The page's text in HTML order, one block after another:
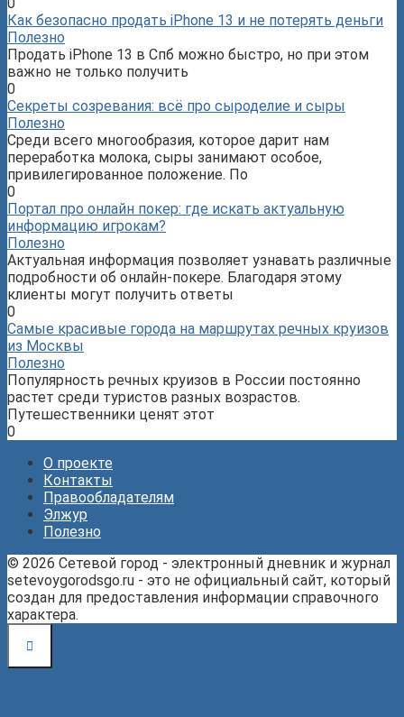
Как безопасно продать iPhone 13 и не потерять деньги
Полезно
Продать iPhone 13 в Спб можно быстро, но при этом
важно не только получить
0
Секреты созревания: всё про сыроделие и сыры
Полезно
Среди всего многообразия, которое дарит нам
переработка молока, сыры занимают особое,
привилегированное положение. По
0
Портал про онлайн покер: где искать актуальную
информацию игрокам?
Полезно
Актуальная информация позволяет узнавать различные
подробности об онлайн-покере. Благодаря этому
клиенты могут получить ответы
0
Самые красивые города на маршрутах речных круизов
из Москвы
Полезно
Популярность речных круизов в России постоянно
растет среди туристов разных возрастов.
Путешественники ценят этот
0
О проекте
Контакты
Правообладателям
Элжур
Полезно
© 2026 Сетевой город - электронный дневник и журнал
setevoygorodsgo.ru - это не официальный сайт, который
создан для предоставления информации справочного
характера.